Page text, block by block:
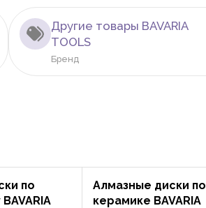
Другие товары BAVARIA
TOOLS
Бренд
по
Алмазные диски по
керамике BAVARIA